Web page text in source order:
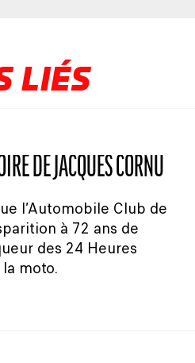
LIÉS
DE JACQUES CORNU
l’Automobile Club de
à 72 ans de
des 24 Heures
moto.